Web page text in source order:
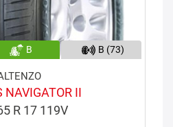
B B (73)
NAVIGATOR II
R 17 119V